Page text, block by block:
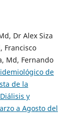
Dr Alex Siza
Francisco
Md, Fernando
de
de la
y
a Agosto del